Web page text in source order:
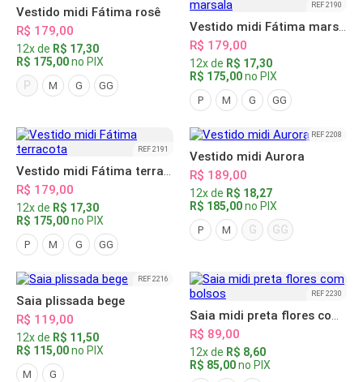
Vestido midi Fátima rosê
R$ 179,00
12x de R$ 17,30
R$ 175,00no PIX
P
M G GG
REF 2190
Vestido midi Fátima marsala
R$ 179,00
12x de R$ 17,30
R$ 175,00no PIX
P M G GG
REF 2191
Vestido midi Fátima terracota
R$ 179,00
12x de R$ 17,30
R$ 175,00no PIX
P M G GG
REF 2208
Vestido midi Aurora
R$ 189,00
12x de R$ 18,27
R$ 185,00no PIX
P M G GG
REF 2216
Saia plissada bege
R$ 119,00
12x de R$ 11,50
R$ 115,00no PIX
M G
REF 2230
Saia midi preta flores com bolsos
R$ 89,00
12x de R$ 8,60
R$ 85,00no PIX